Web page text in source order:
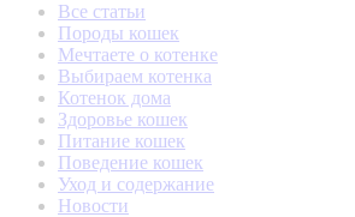
Все статьи
Породы кошек
Мечтаете о котенке
Выбираем котенка
Котенок дома
Здоровье кошек
Питание кошек
Поведение кошек
Уход и содержание
Новости